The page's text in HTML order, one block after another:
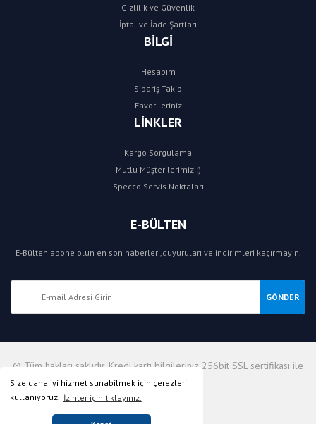
Size daha iyi hizmet sunabilmek için çerezleri
kullanıyoruz. İzinler için tıklayınız.
Gizlilik ve Güvenlik
İptal ve İade Şartları
BİLGİ
Hesabım
Sipariş Takip
Favorileriniz
LİNKLER
Kargo Sorgulama
Mutlu Müşterilerimiz :)
Specco Servis Noktaları
E-BÜLTEN
E-Bülten abone olun en son haberleri,duyuruları ve indirimleri kaçırmayın.
GÖNDER
© Tüm hakları saklıdır. Kredi kartı bilgileriniz 256bit SSL sertifikası ile
korunmaktadır.